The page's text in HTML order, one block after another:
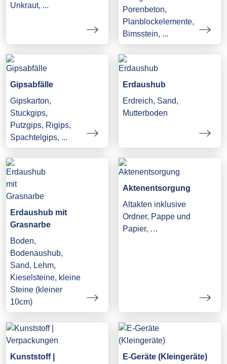
Unkraut, ...
Porenbeton,
Planblockelemente,
Bimsstein, ...
Gipsabfälle
Gipskarton,
Stuckgips,
Putzgips, Rigips,
Spachtelgips, ...
Erdaushub
Erdreich, Sand,
Mutterboden
Erdaushub mit
Grasnarbe
Boden,
Bodenaushub,
Sand, Lehm,
Kieselsteine, kleine
Steine (kleiner
10cm)
Aktenentsorgung
Altakten inklusive
Ordner, Pappe und
Papier, …
Kunststoff |
E-Geräte (Kleingeräte)